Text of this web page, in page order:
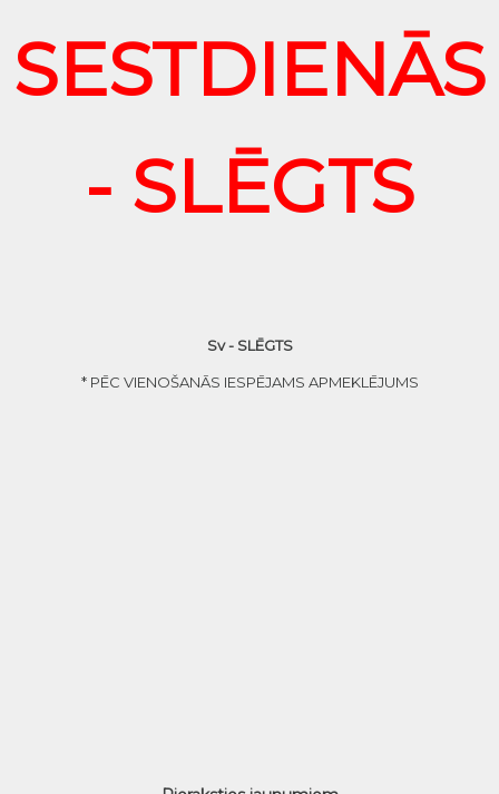
SESTDIENĀS
- SLĒGTS
Sv - SLĒGTS
* PĒC VIENOŠANĀS IESPĒJAMS APMEKLĒJUMS